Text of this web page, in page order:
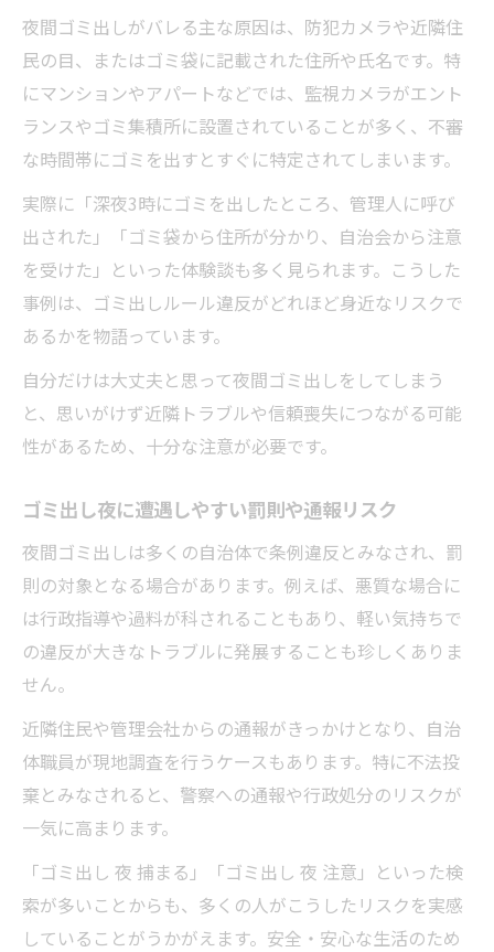
夜間ゴミ出しがバレる主な原因は、防犯カメラや近隣住
民の目、またはゴミ袋に記載された住所や氏名です。特
にマンションやアパートなどでは、監視カメラがエント
ランスやゴミ集積所に設置されていることが多く、不審
な時間帯にゴミを出すとすぐに特定されてしまいます。
実際に「深夜3時にゴミを出したところ、管理人に呼び
出された」「ゴミ袋から住所が分かり、自治会から注意
を受けた」といった体験談も多く見られます。こうした
事例は、ゴミ出しルール違反がどれほど身近なリスクで
あるかを物語っています。
自分だけは大丈夫と思って夜間ゴミ出しをしてしまう
と、思いがけず近隣トラブルや信頼喪失につながる可能
性があるため、十分な注意が必要です。
ゴミ出し夜に遭遇しやすい罰則や通報リスク
夜間ゴミ出しは多くの自治体で条例違反とみなされ、罰
則の対象となる場合があります。例えば、悪質な場合に
は行政指導や過料が科されることもあり、軽い気持ちで
の違反が大きなトラブルに発展することも珍しくありま
せん。
近隣住民や管理会社からの通報がきっかけとなり、自治
体職員が現地調査を行うケースもあります。特に不法投
棄とみなされると、警察への通報や行政処分のリスクが
一気に高まります。
「ゴミ出し 夜 捕まる」「ゴミ出し 夜 注意」といった検
索が多いことからも、多くの人がこうしたリスクを実感
していることがうかがえます。安全・安心な生活のため